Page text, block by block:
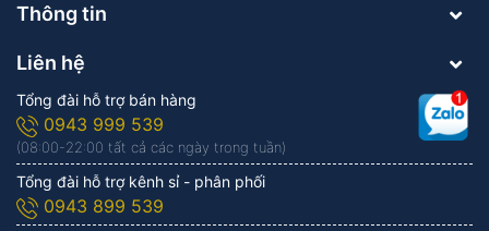
Thông tin
Liên hệ
Tổng đài hỗ trợ bán hàng
0943 999 539
(08:00-22:00 tất cả các ngày trong tuần)
Tổng đài hỗ trợ kênh sỉ - phân phối
0943 899 539